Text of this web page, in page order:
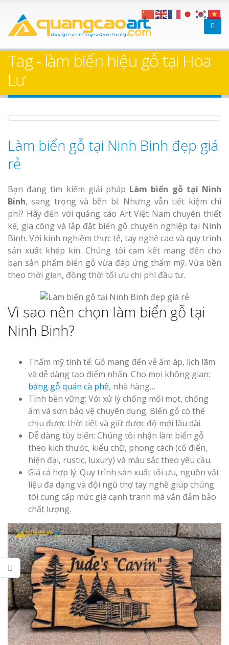
Tag - làm biển hiệu gỗ tại Hoa
Lư
Làm biển gỗ tại Ninh Binh đẹp giá
rẻ
Bạn đang tìm kiếm giải pháp Làm biển gỗ tại Ninh
Binh, sang trọng và bền bỉ. Nhưng vẫn tiết kiệm chi
phí? Hãy đến với quảng cáo Art Việt Nam chuyên thiết
kế, gia công và lắp đặt biển gỗ chuyên nghiệp tại Ninh
Bình. Với kinh nghiệm thực tế, tay nghề cao và quy trình
sản xuất khép kín. Chúng tôi cam kết mang đến cho
bạn sản phẩm biển gỗ vừa đáp ứng thẩm mỹ. Vừa bền
theo thời gian, đồng thời tối ưu chi phí đầu tư.
Vì sao nên chọn làm biển gỗ tại
Ninh Binh?
Thẩm mỹ tinh tế: Gỗ mang đến vẻ ấm áp, lịch lãm
và dễ dàng tạo điểm nhấn. Cho mọi không gian:
bảng gỗ quán cà phê, nhà hàng…
Tính bền vững: Với xử lý chống mối mọt, chống
ẩm và sơn bảo vệ chuyên dụng. Biển gỗ có thể
chịu được thời tiết và giữ được độ mới lâu dài.
Dễ dàng tùy biến: Chúng tôi nhận làm biển gỗ
theo kích thước, kiểu chữ, phong cách (cổ điển,
hiện đại, rustic, luxury) và màu sắc theo yêu cầu.
Giá cả hợp lý: Quy trình sản xuất tối ưu, nguồn vật
liệu đa dạng và đội ngũ thợ tay nghề giúp chúng
tôi cung cấp mức giá cạnh tranh mà vẫn đảm bảo
chất lượng.
Làm bảng hiệu gỗ tại
Bảng gỗ treo cửa
Làm bảng hiệu gỗ tại
Biên Hòa
Làm bảng hiệu gỗ tại
Nghệ An
Làm Biển
Thuận An
Thi công
cáo Thuận
Dương
Làm biển
tóc Thuận An
Làm biển
Nghệ An giá
Nghệ An Nâng Tầm
Hiệu
Làm Biển
Rẻ Tại Vinh Giải Pháp
Quả
Làm Hộp
Cáo Tại Vinh Giá Rẻ